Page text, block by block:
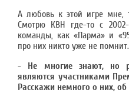
А любовь к этой игре мне,
Смотрю КВН где-то с
команды, как «Парма» и
про них никто уже не помнит.
- Не многие знают, но
являются участниками
Расскажи немного о них,